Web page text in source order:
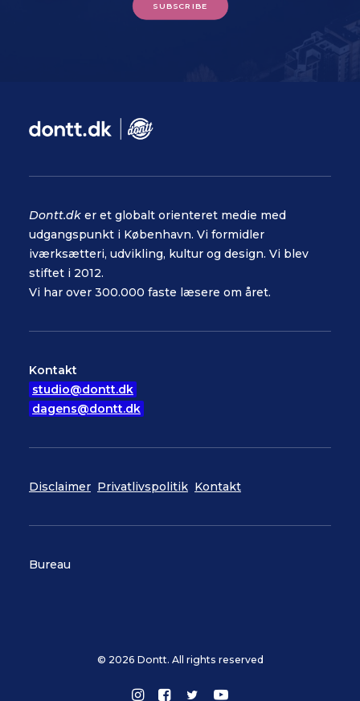
SUBSCRIBE
Dontt.dk er et globalt orienteret medie med
udgangspunkt i København. Vi formidler
iværksætteri, udvikling, kultur og design. Vi blev
stiftet i 2012.
Vi har over 300.000 faste læsere om året.
Kontakt
studio@dontt.dk
dagens@dontt.dk
Disclaimer Privatlivspolitik Kontakt
Bureau
© 2026 Dontt. All rights reserved